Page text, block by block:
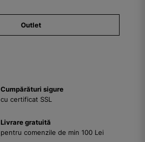
Outlet
Cumpărături sigure
cu certificat SSL
Livrare gratuită
pentru comenzile de min 100 Lei